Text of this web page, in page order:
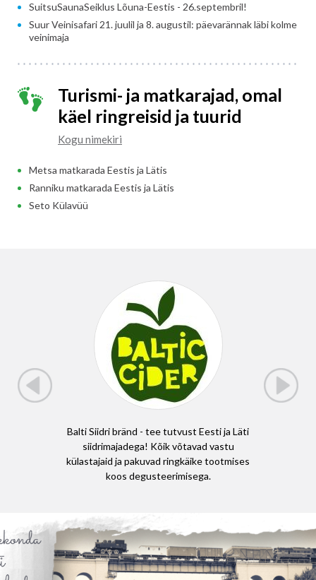
SuitsuSaunaSeiklus Lõuna-Eestis - 26.septembril!
Suur Veinisafari 21. juulil ja 8. augustil: päevarännak läbi kolme
veinimaja
Turismi- ja matkarajad, omal
käel ringreisid ja tuurid
Kogu nimekiri
Metsa matkarada Eestis ja Lätis
Ranniku matkarada Eestis ja Lätis
Seto Külavüü
Balti Siidri bränd - tee tutvust Eesti ja Läti
siidrimajadega! Kõik võtavad vastu
külastajaid ja pakuvad ringkäike tootmises
koos degusteerimisega.